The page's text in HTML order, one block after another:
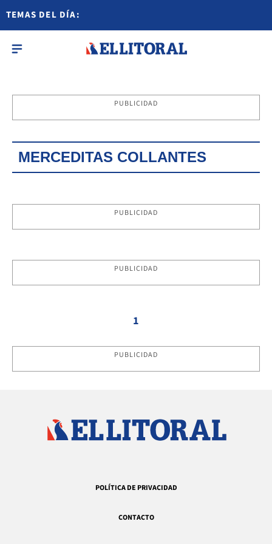
TEMAS DEL DÍA:
PUBLICIDAD
MERCEDITAS COLLANTES
PUBLICIDAD
PUBLICIDAD
1
PUBLICIDAD
POLÍTICA DE PRIVACIDAD
CONTACTO